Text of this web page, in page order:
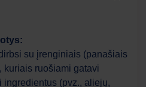
su įrenginiais (panašiais
kuriais ruošiami gatavi
ingredientus (pvz., aliejų,